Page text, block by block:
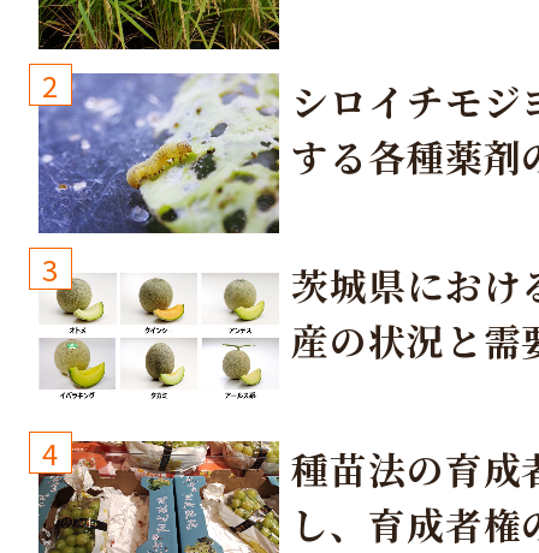
2
シロイチモジ
する各種薬剤
3
茨城県におけ
産の状況と需
4
種苗法の育成
し、育成者権